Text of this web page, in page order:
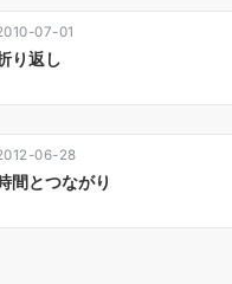
07-01
り返し
06-28
間とつながり